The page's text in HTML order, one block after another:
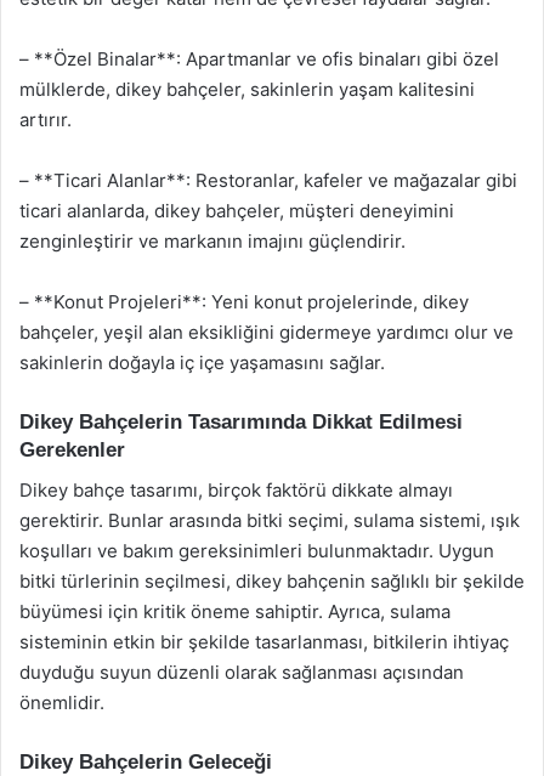
– **Özel Binalar**: Apartmanlar ve ofis binaları gibi özel
mülklerde, dikey bahçeler, sakinlerin yaşam kalitesini
artırır.
– **Ticari Alanlar**: Restoranlar, kafeler ve mağazalar gibi
ticari alanlarda, dikey bahçeler, müşteri deneyimini
zenginleştirir ve markanın imajını güçlendirir.
– **Konut Projeleri**: Yeni konut projelerinde, dikey
bahçeler, yeşil alan eksikliğini gidermeye yardımcı olur ve
sakinlerin doğayla iç içe yaşamasını sağlar.
Dikey Bahçelerin Tasarımında Dikkat Edilmesi
Gerekenler
Dikey bahçe tasarımı, birçok faktörü dikkate almayı
gerektirir. Bunlar arasında bitki seçimi, sulama sistemi, ışık
koşulları ve bakım gereksinimleri bulunmaktadır. Uygun
bitki türlerinin seçilmesi, dikey bahçenin sağlıklı bir şekilde
büyümesi için kritik öneme sahiptir. Ayrıca, sulama
sisteminin etkin bir şekilde tasarlanması, bitkilerin ihtiyaç
duyduğu suyun düzenli olarak sağlanması açısından
önemlidir.
Dikey Bahçelerin Geleceği